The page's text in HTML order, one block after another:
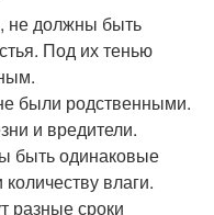
не должны быть
Под их тенью
были родственными.
и вредители.
быть одинаковые
влаги.
разные сроки